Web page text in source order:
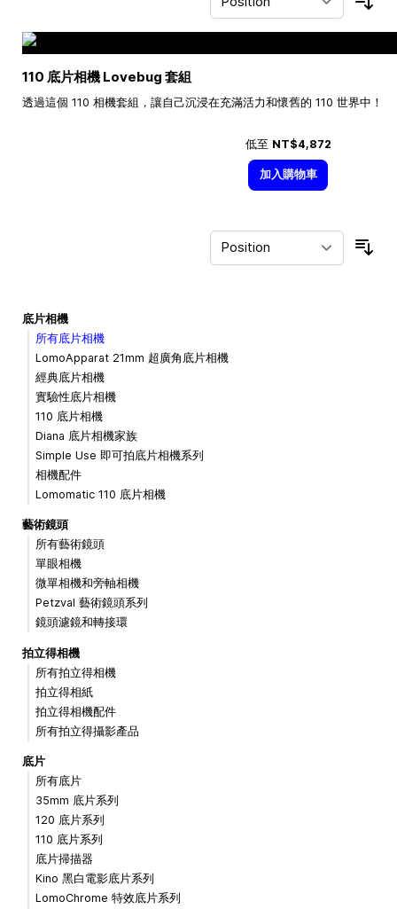
110 底片相機 Lovebug 套組
透過這個 110 相機套組，讓自己沉浸在充滿活力和懷舊的 110 世界中！
低至 NT$4,872
加入購物車
底片相機
所有底片相機
LomoApparat 21mm 超廣角底片相機
經典底片相機
實驗性底片相機
110 底片相機
Diana 底片相機家族
Simple Use 即可拍底片相機系列
相機配件
Lomomatic 110 底片相機
藝術鏡頭
所有藝術鏡頭
單眼相機
微單相機和旁軸相機
Petzval 藝術鏡頭系列
鏡頭濾鏡和轉接環
拍立得相機
所有拍立得相機
拍立得相紙
拍立得相機配件
所有拍立得攝影產品
底片
所有底片
35mm 底片系列
120 底片系列
110 底片系列
底片掃描器
Kino 黑白電影底片系列
LomoChrome 特效底片系列